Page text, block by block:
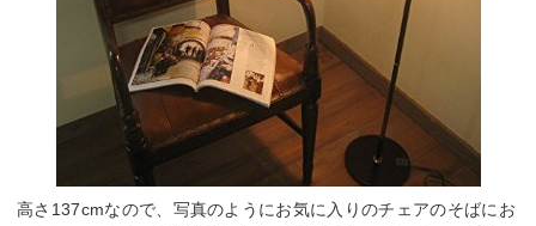
高さ137cmなので、写真のようにお気に入りのチェアのそばにお